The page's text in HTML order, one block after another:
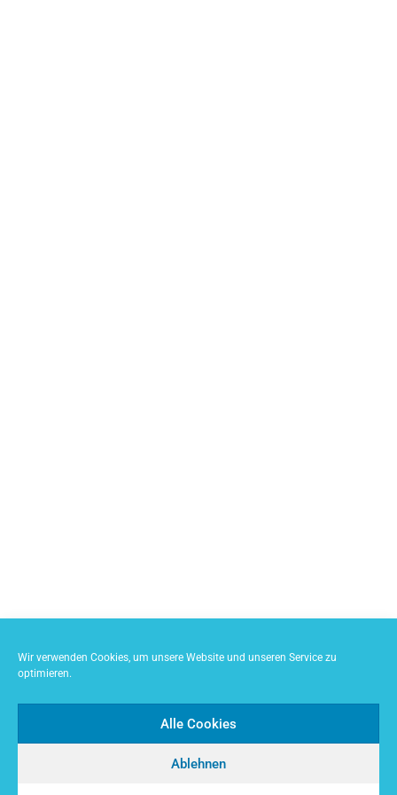
Wir verwenden Cookies, um unsere Website und unseren Service zu
optimieren.
Alle Cookies
Ablehnen